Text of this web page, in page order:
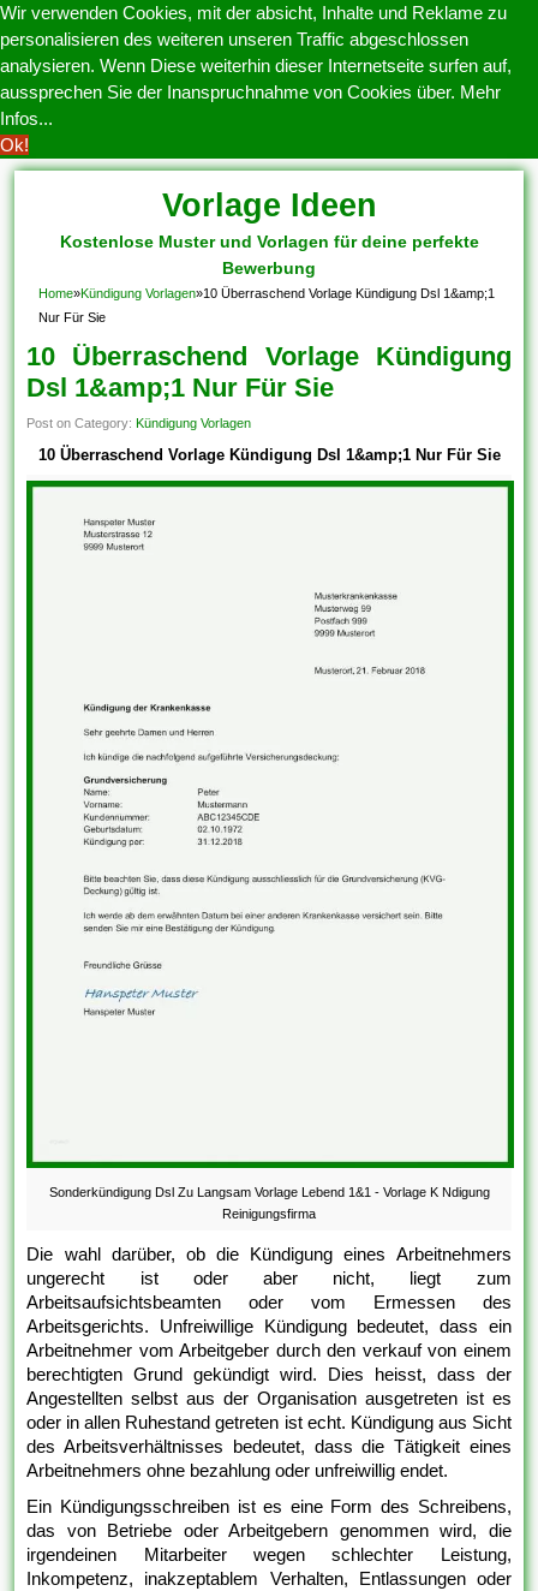
Wir verwenden Cookies, mit der absicht, Inhalte und Reklame zu
personalisieren des weiteren unseren Traffic abgeschlossen
analysieren. Wenn Diese weiterhin dieser Internetseite surfen auf,
aussprechen Sie der Inanspruchnahme von Cookies über. Mehr
Infos...
Ok!
Vorlage Ideen
Kostenlose Muster und Vorlagen für deine perfekte
Bewerbung
Home»Kündigung Vorlagen»10 Überraschend Vorlage Kündigung Dsl 1&amp;1
Nur Für Sie
10 Überraschend Vorlage Kündigung
Dsl 1&amp;1 Nur Für Sie
Post on Category:Kündigung Vorlagen
10 Überraschend Vorlage Kündigung Dsl 1&amp;1 Nur Für Sie
Sonderkündigung Dsl Zu Langsam Vorlage Lebend 1&1 - Vorlage K Ndigung
Reinigungsfirma
Die wahl darüber, ob die Kündigung eines Arbeitnehmers
ungerecht ist oder aber nicht, liegt zum
Arbeitsaufsichtsbeamten oder vom Ermessen des
Arbeitsgerichts. Unfreiwillige Kündigung bedeutet, dass ein
Arbeitnehmer vom Arbeitgeber durch den verkauf von einem
berechtigten Grund gekündigt wird. Dies heisst, dass der
Angestellten selbst aus der Organisation ausgetreten ist es
oder in allen Ruhestand getreten ist echt. Kündigung aus Sicht
des Arbeitsverhältnisses bedeutet, dass die Tätigkeit eines
Arbeitnehmers ohne bezahlung oder unfreiwillig endet.
Ein Kündigungsschreiben ist es eine Form des Schreibens,
das von Betriebe oder Arbeitgebern genommen wird, die
irgendeinen Mitarbeiter wegen schlechter Leistung,
Inkompetenz, inakzeptablem Verhalten, Entlassungen oder